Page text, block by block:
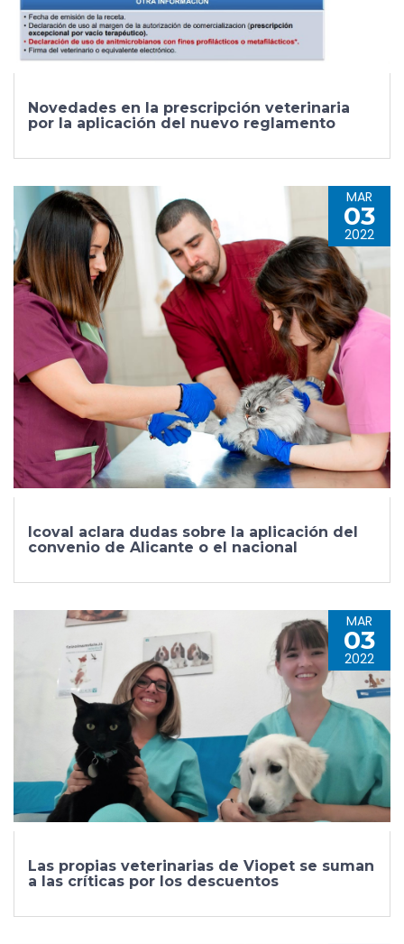
Novedades en la prescripción veterinaria
por la aplicación del nuevo reglamento
MAR
03
2022
Icoval aclara dudas sobre la aplicación del
convenio de Alicante o el nacional
MAR
03
2022
Las propias veterinarias de Viopet se suman
a las críticas por los descuentos